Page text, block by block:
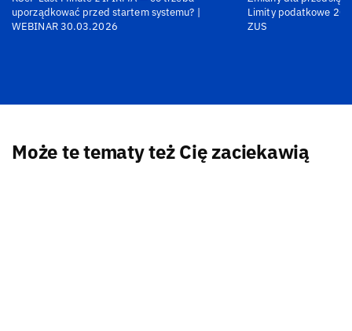
uporządkować przed startem systemu? |
WEBINAR 30.03.2026
Limity podatkowe
ZUS
Może te tematy też Cię zaciekawią